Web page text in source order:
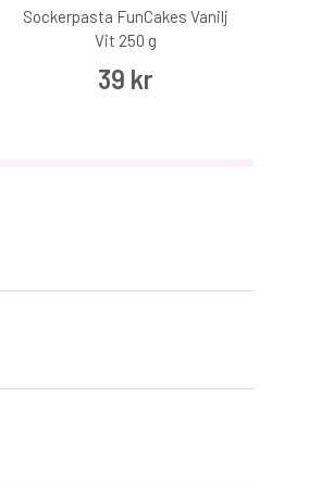
Sockerpasta FunCakes Vanilj
Vit 250 g
39 kr